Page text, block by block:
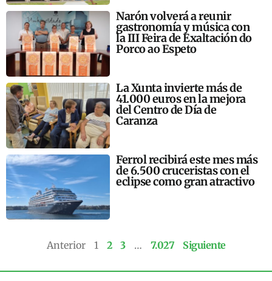
Narón volverá a reunir
gastronomía y música con
la III Feira de Exaltación do
Porco ao Espeto
La Xunta invierte más de
41.000 euros en la mejora
del Centro de Día de
Caranza
Ferrol recibirá este mes más
de 6.500 cruceristas con el
eclipse como gran atractivo
Anterior 1 2 3 … 7.027 Siguiente